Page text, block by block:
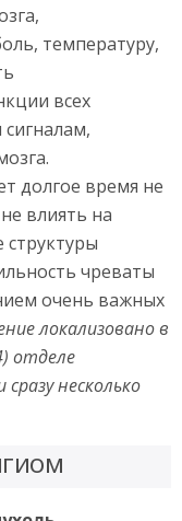
температуру,
всех
долгое время не
влиять на
чреваты
очень важных
локализовано в
отделе
несколько